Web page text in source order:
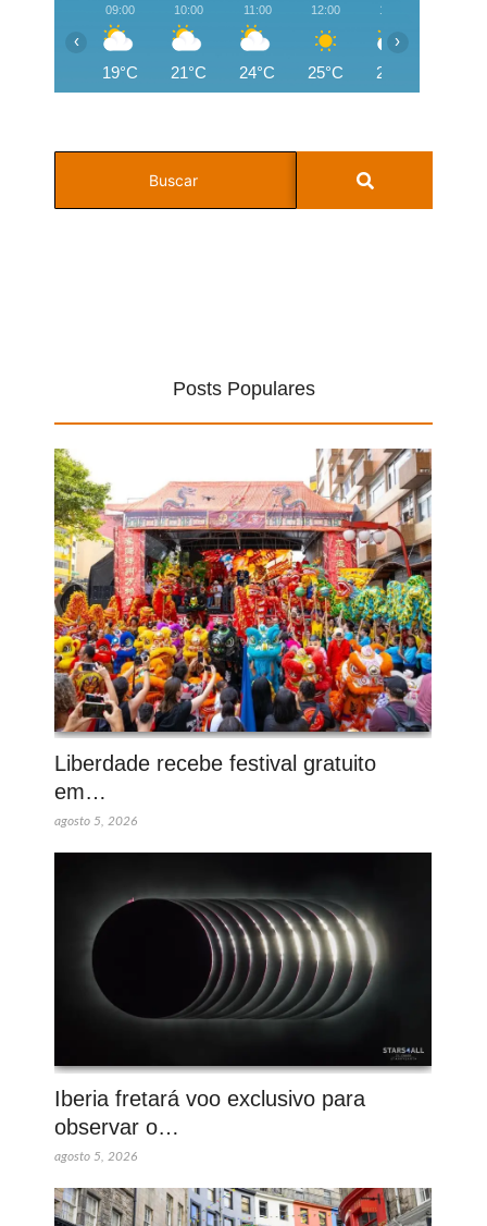
09:00
19°C
10:00
21°C
11:00
24°C
12:00
25°C
13:00
26°C
‹ ›
Posts Populares
Liberdade recebe festival gratuito
em…
agosto 5, 2026
Iberia fretará voo exclusivo para
observar o…
agosto 5, 2026